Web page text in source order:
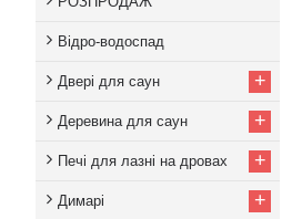
Відро-водоспад
Двері для саун +
Деревина для саун +
Печі для лазні на дровах +
Димарі +